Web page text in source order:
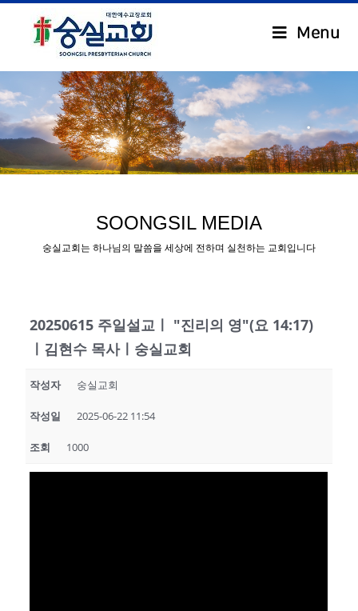
Menu
.
SOONGSIL MEDIA
숭실교회는 하나님의 말씀을 세상에 전하며 실천하는 교회입니다
20250615 주일설교ㅣ "진리의 영"(요 14:17)
ㅣ김현수 목사ㅣ숭실교회
작성자 숭실교회
작성일 2025-06-22 11:54
조회 1000